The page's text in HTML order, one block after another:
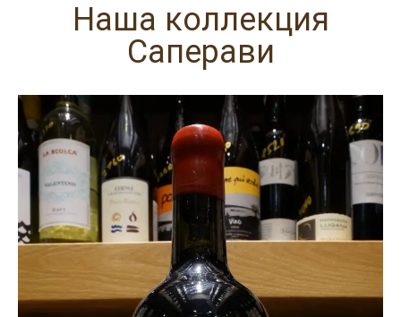
Наша коллекция
Саперави